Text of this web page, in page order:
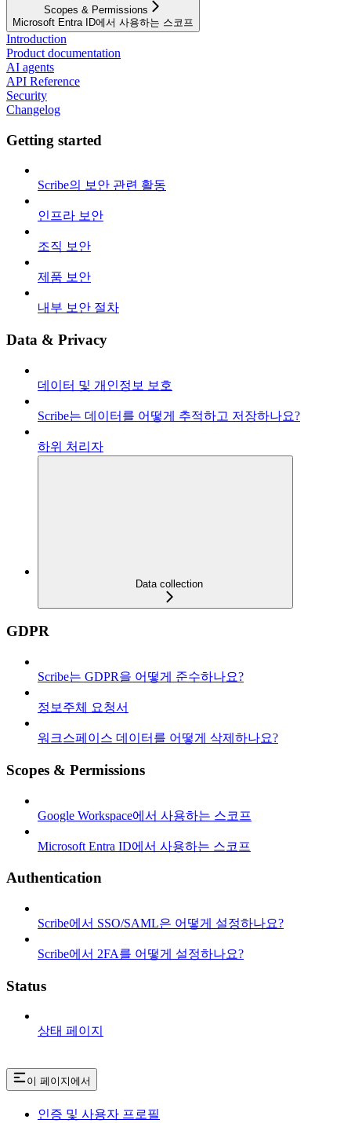
Scopes & Permissions
Microsoft Entra ID에서 사용하는 스코프
Introduction
Product documentation
AI agents
API Reference
Security
Changelog
Getting started
Scribe의 보안 관련 활동
인프라 보안
조직 보안
제품 보안
내부 보안 절차
Data & Privacy
데이터 및 개인정보 보호
Scribe는 데이터를 어떻게 추적하고 저장하나요?
하위 처리자
Data collection
GDPR
Scribe는 GDPR을 어떻게 준수하나요?
정보주체 요청서
워크스페이스 데이터를 어떻게 삭제하나요?
Scopes & Permissions
Google Workspace에서 사용하는 스코프
Microsoft Entra ID에서 사용하는 스코프
Authentication
Scribe에서 SSO/SAML은 어떻게 설정하나요?
Scribe에서 2FA를 어떻게 설정하나요?
Status
상태 페이지
이 페이지에서
인증 및 사용자 프로필